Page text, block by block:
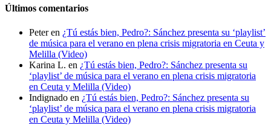
Últimos comentarios
Peteren ¿Tú estás bien, Pedro?: Sánchez presenta su ‘playlist’
de música para el verano en plena crisis migratoria en Ceuta y
Melilla (Video)
Karina L. en ¿Tú estás bien, Pedro?: Sánchez presenta su
‘playlist’ de música para el verano en plena crisis migratoria
en Ceuta y Melilla (Video)
Indignado en ¿Tú estás bien, Pedro?: Sánchez presenta su
‘playlist’ de música para el verano en plena crisis migratoria
en Ceuta y Melilla (Video)